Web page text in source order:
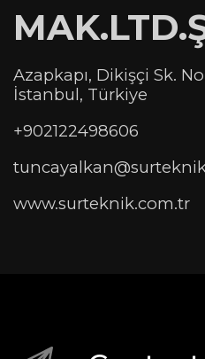
Azapkapı, Dikişçi Sk.
İstanbul, Türkiye
+902122498606
www.surteknik.com.tr